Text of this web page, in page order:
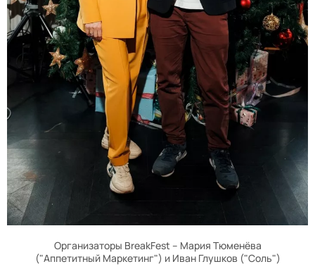
Организаторы BreakFest – Мария Тюменёва
("Аппетитный Маркетинг") и Иван Глушков ("Соль")